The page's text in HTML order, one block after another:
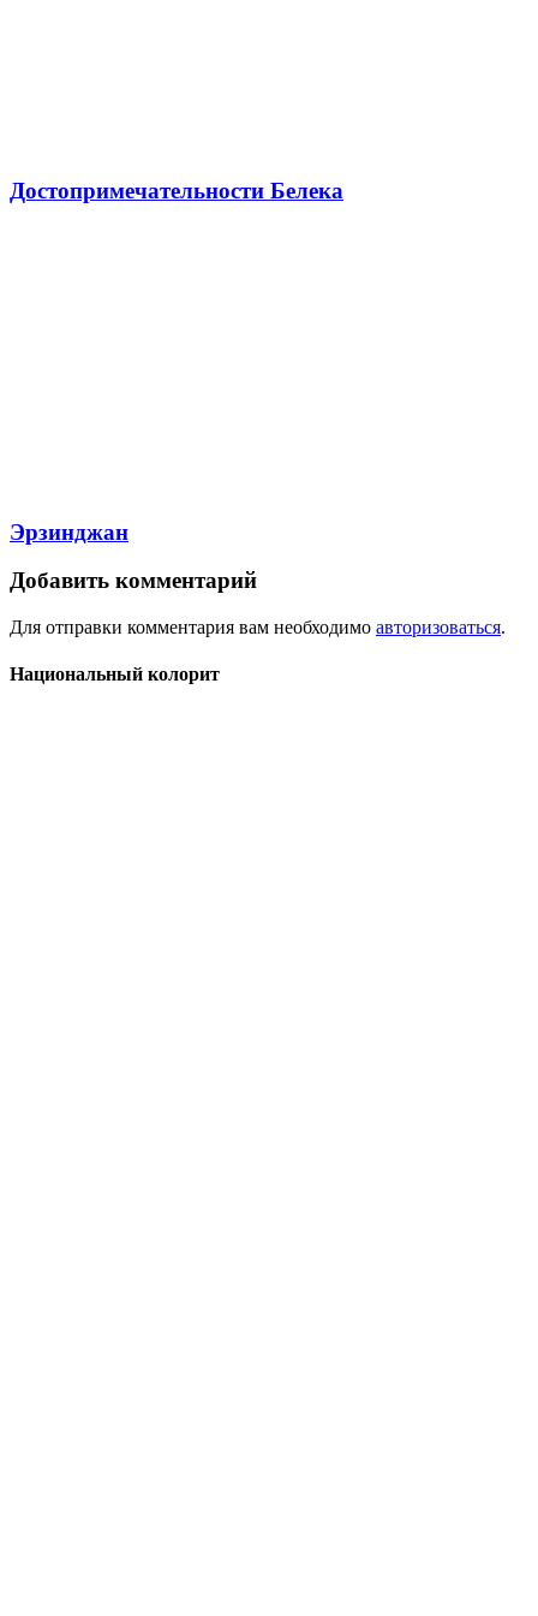
Достопримечательности Белека
Эрзинджан
Добавить комментарий
Для отправки комментария вам необходимо авторизоваться.
Национальный колорит